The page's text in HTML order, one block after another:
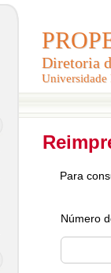
Diretoria
Universidade
Diretoria
Universidade
Para
Número